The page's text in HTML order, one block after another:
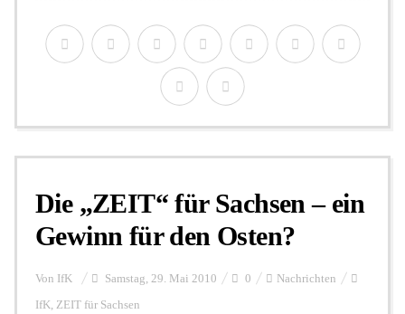
Die „ZEIT“ für Sachsen – ein
Gewinn für den Osten?
Von IfK Samstag, 29. Mai 2010 0 Nachrichten
IfK, ZEIT für Sachsen